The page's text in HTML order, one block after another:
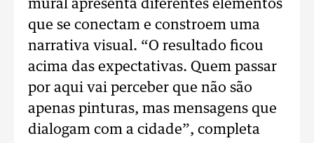
mural apresenta diferentes elementos
que se conectam e constroem uma
narrativa visual. “O resultado ficou
acima das expectativas. Quem passar
por aqui vai perceber que não são
apenas pinturas, mas mensagens que
dialogam com a cidade”, completa